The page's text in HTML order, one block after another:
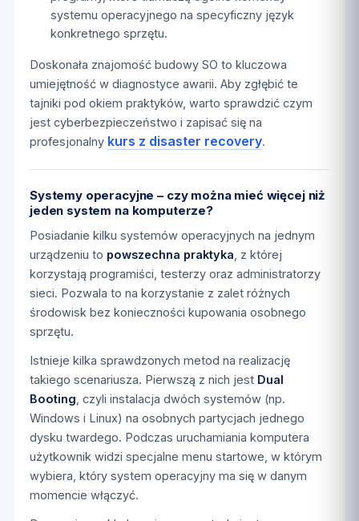
systemu operacyjnego na specyficzny język
konkretnego sprzętu.
Doskonała znajomość budowy SO to kluczowa
umiejętność w diagnostyce awarii. Aby zgłębić te
tajniki pod okiem praktyków, warto sprawdzić czym
jest cyberbezpieczeństwo i zapisać się na
profesjonalny kurs z disaster recovery.
Systemy operacyjne – czy można mieć więcej niż
jeden system na komputerze?
Posiadanie kilku systemów operacyjnych na jednym
urządzeniu to powszechna praktyka , z której
korzystają programiści, testerzy oraz administratorzy
sieci. Pozwala to na korzystanie z zalet różnych
środowisk bez konieczności kupowania osobnego
sprzętu.
Istnieje kilka sprawdzonych metod na realizację
takiego scenariusza. Pierwszą z nich jest Dual
Booting , czyli instalacja dwóch systemów (np.
Windows i Linux) na osobnych partycjach jednego
dysku twardego. Podczas uruchamiania komputera
użytkownik widzi specjalne menu startowe, w którym
wybiera, który system operacyjny ma się w danym
momencie włączyć.